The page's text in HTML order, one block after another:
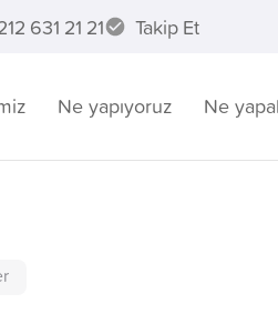
631 21 21 Takip Et
Ne yapıyoruz Ne